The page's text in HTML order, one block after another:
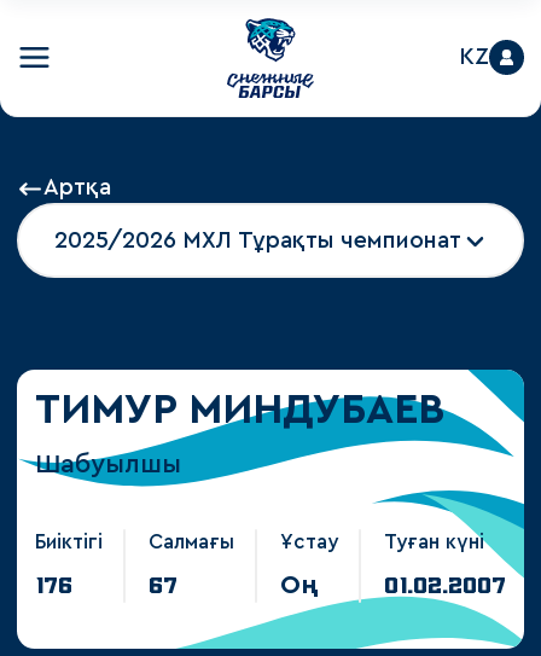
KZ
Артқа
2025/2026 МХЛ Тұрақты чемпионат
ТИМУР МИНДУБАЕВ
Шабуылшы
Биіктігі
176
Салмағы
67
Ұстау
Оң
Туған күні
01.02.2007